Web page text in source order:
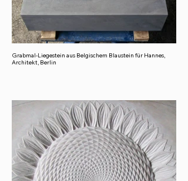
Grabmal-Liegestein aus Belgischem Blaustein für Hannes,
Architekt, Berlin